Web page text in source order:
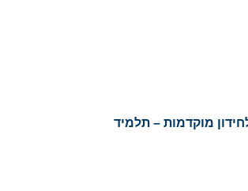
מוקדמות – תלמיד